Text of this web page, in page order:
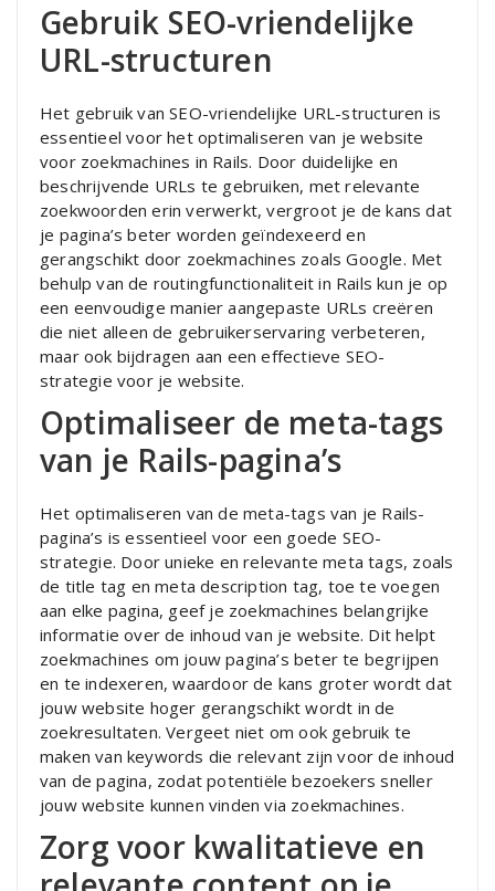
Gebruik SEO-vriendelijke
URL-structuren
Het gebruik van SEO-vriendelijke URL-structuren is
essentieel voor het optimaliseren van je website
voor zoekmachines in Rails. Door duidelijke en
beschrijvende URLs te gebruiken, met relevante
zoekwoorden erin verwerkt, vergroot je de kans dat
je pagina’s beter worden geïndexeerd en
gerangschikt door zoekmachines zoals Google. Met
behulp van de routingfunctionaliteit in Rails kun je op
een eenvoudige manier aangepaste URLs creëren
die niet alleen de gebruikerservaring verbeteren,
maar ook bijdragen aan een effectieve SEO-
strategie voor je website.
Optimaliseer de meta-tags
van je Rails-pagina’s
Het optimaliseren van de meta-tags van je Rails-
pagina’s is essentieel voor een goede SEO-
strategie. Door unieke en relevante meta tags, zoals
de title tag en meta description tag, toe te voegen
aan elke pagina, geef je zoekmachines belangrijke
informatie over de inhoud van je website. Dit helpt
zoekmachines om jouw pagina’s beter te begrijpen
en te indexeren, waardoor de kans groter wordt dat
jouw website hoger gerangschikt wordt in de
zoekresultaten. Vergeet niet om ook gebruik te
maken van keywords die relevant zijn voor de inhoud
van de pagina, zodat potentiële bezoekers sneller
jouw website kunnen vinden via zoekmachines.
Zorg voor kwalitatieve en